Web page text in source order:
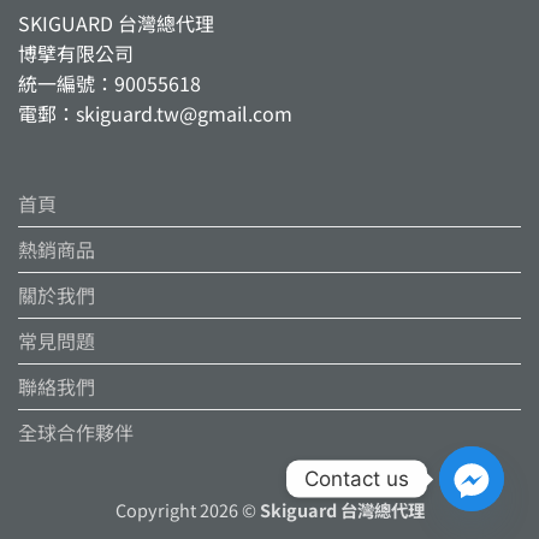
SKIGUARD 台灣總代理
博擘有限公司
統一編號：90055618
電郵：skiguard.tw@gmail.com
首頁
熱銷商品
關於我們
常見問題
聯絡我們
全球合作夥伴
Copyright 2026 © Skiguard 台灣總代理
Contact us